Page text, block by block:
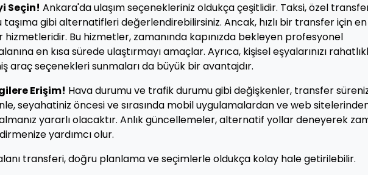
Seçin! Ankara'da ulaşım seçenekleriniz oldukça çeşitlidir. Taksi, özel
gibi alternatifleri değerlendirebilirsiniz. Ancak, hızlı bir transfer için en
Bu hizmetler, zamanında kapınızda bekleyen profesyonel
en kısa sürede ulaştırmayı amaçlar. Ayrıca, kişisel eşyalarınızı
araç seçenekleri sunmaları da büyük bir avantajdır.
Erişim! Hava durumu ve trafik durumu gibi değişkenler, transfer
seyahatiniz öncesi ve sırasında mobil uygulamalardan ve web
yararlı olacaktır. Anlık güncellemeler, alternatif yollar deneyerek
yardımcı olur.
transferi, doğru planlama ve seçimlerle oldukça kolay hale getirilebilir.